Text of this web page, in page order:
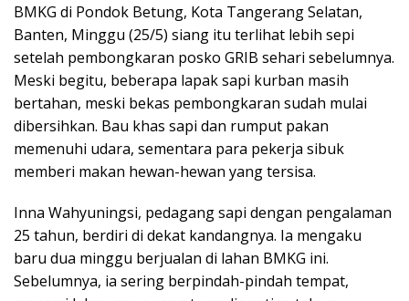
BMKG di Pondok Betung, Kota Tangerang Selatan,
Banten, Minggu (25/5) siang itu terlihat lebih sepi
setelah pembongkaran posko GRIB sehari sebelumnya.
Meski begitu, beberapa lapak sapi kurban masih
bertahan, meski bekas pembongkaran sudah mulai
dibersihkan. Bau khas sapi dan rumput pakan
memenuhi udara, sementara para pekerja sibuk
memberi makan hewan-hewan yang tersisa.
Inna Wahyuningsi, pedagang sapi dengan pengalaman
25 tahun, berdiri di dekat kandangnya. Ia mengaku
baru dua minggu berjualan di lahan BMKG ini.
Sebelumnya, ia sering berpindah-pindah tempat,